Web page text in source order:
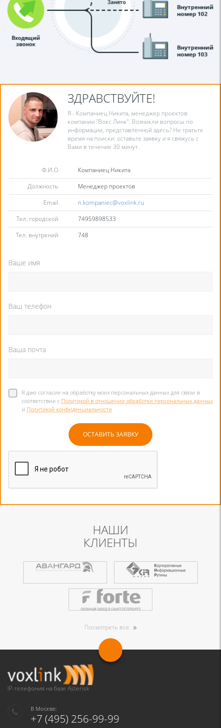
ЗДРАВСТВУЙТЕ!
Я - Компаниец Никита, менеджер проектов
компании "Вокс Линк". Возникли вопросы по
информации, представленной здесь? Не тратьте
время на поиски: оставьте заявку и я свяжусь с
Вами в течение 30 минут.
Ф.И.О
Компаниец Никита
Должность
Менеджер проектов
Email
n.kompaniec@voxlink.ru
Тел. городской
74959898533
Тел. внутрений
748
Ваше имя
Ваш телефон
Ваша почта
Я даю согласие на обработку моих персональных данных для связи в
соответствии с Политикой в отношении обработки персональных данных
и Политикой конфиденциальности
НАШИ
КЛИЕНТЫ
Посмотреть все
IP-телефония на базе Asterisk
В Москве:
+7 (495) 256-99-99